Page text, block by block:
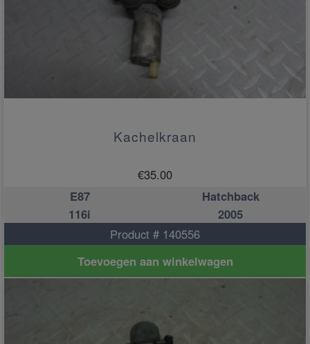
Kachelkraan
€35.00
E87
Hatchback
116i
2005
Product # 140556
Toevoegen aan winkelwagen